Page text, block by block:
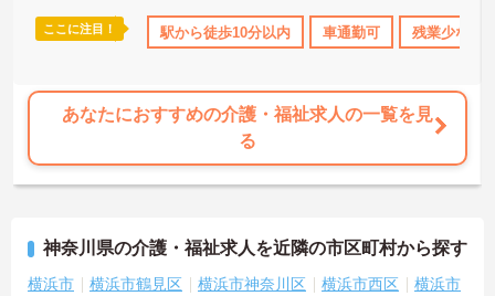
休･育休･介護休暇取得実績あり 高収入 社会保険完備 交通費支
ここに注目！ 駅から徒歩10分以内 車通勤可 残業少なめ
あなたにおすすめの介護・福祉求人の一覧を見
る
神奈川県の介護・福祉求人を近隣の市区町村から探す
横浜市 横浜市鶴見区 横浜市神奈川区 横浜市西区
横浜市